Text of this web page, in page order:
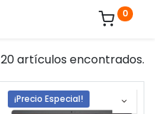
0
20 artículos encontrados.
¡Precio Especial!